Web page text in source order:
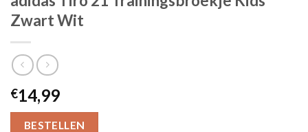
Zwart Wit
€14,99
BESTELLEN